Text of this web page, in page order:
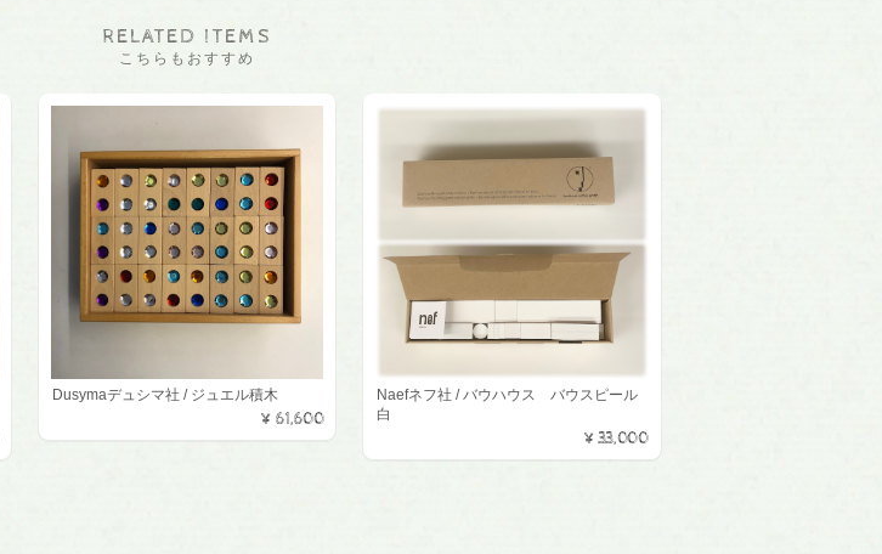
RELATED ITEMS
こちらもおすすめ
Dusymaデュシマ社 / ジュエル積木
¥61,600
Naefネフ社 / バウハウス バウスピール
白
¥33,000